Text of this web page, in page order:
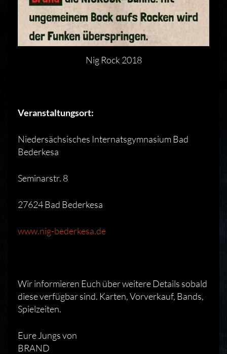
Nig Rock 2018
Veranstaltungsort:
Niedersächsisches Internatsgymnasium Bad
Bederkesa
Seminarstr. 8
27624 Bad Bederkesa
www.nig-bederkesa.de
Wir informieren Euch über weitere Details sobald
diese verfügbar sind. Karten, Vorverkauf, Bands,
Spielzeiten.
Eure Jungs von
BRAND